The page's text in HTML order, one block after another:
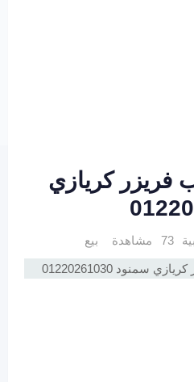
فريزر كريازي
73 مشاهدة بيع